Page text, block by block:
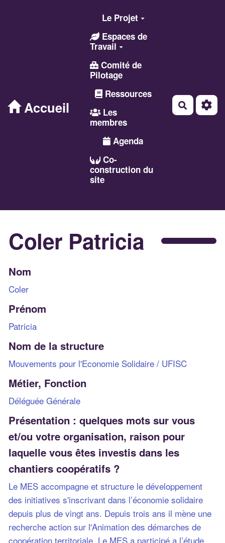
Aller au contenu principal
Accueil
Le Projet
Espaces de
Travail
Comité de
Pilotage
Ressources
Les
membres
Agenda
Co-
construction du
site
Coler Patricia
Nom
Coler
Prénom
Patricia
Nom de la structure
Mouvements pour l'Economie Solidaire / UFISC
Métier, Fonction
Déléguée Générale
Présentation : quelques mots sur vous
et/ou votre organisation, raison pour
laquelle vous êtes investis dans les
chantiers coopératifs ?
Le MES accompagne et structure le développement
des initiatives s'inscrivant dans l’économie solidaire
depuis plus de vingt ans. Depuis trois ans il mène une
recherche action sur l'Animation des démarches de
coopération territoriale Le MES a participé a l’étude